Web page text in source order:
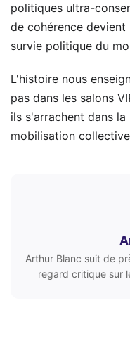
politiques ultra-
de cohérence
survie politique du
L'histoire nous
pas dans les salons
ils s'arrachent dans
mobilisation
Arthur Blanc suit de
regard critique sur